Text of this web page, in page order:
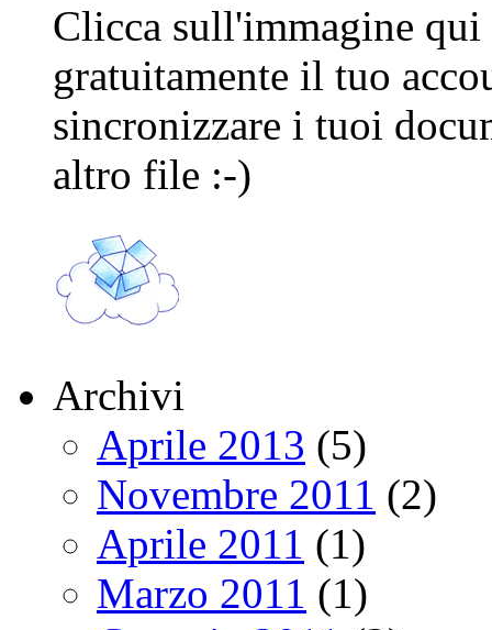
Clicca sull'immagine
gratuitamente il tuo
sincronizzare i tuoi
altro file :-)
Archivi
Aprile 2013 (5)
Novembre 2011 (2)
Aprile 2011 (1)
Marzo 2011 (1)